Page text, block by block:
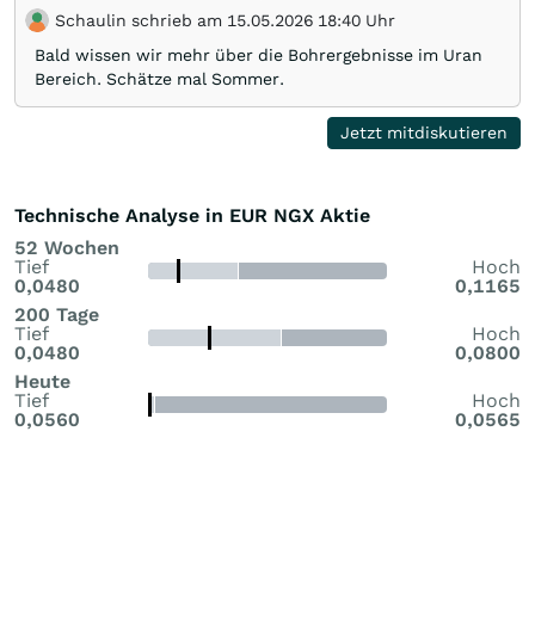
Schaulin schrieb am 15.05.2026 18:40 Uhr
Bald wissen wir mehr über die Bohrergebnisse im Uran
Bereich. Schätze mal Sommer.
Jetzt mitdiskutieren
Technische Analyse in EUR NGX Aktie
52 Wochen
Tief
0,0480
Hoch
0,1165
200 Tage
Tief
0,0480
Hoch
0,0800
Heute
Tief
0,0560
Hoch
0,0565